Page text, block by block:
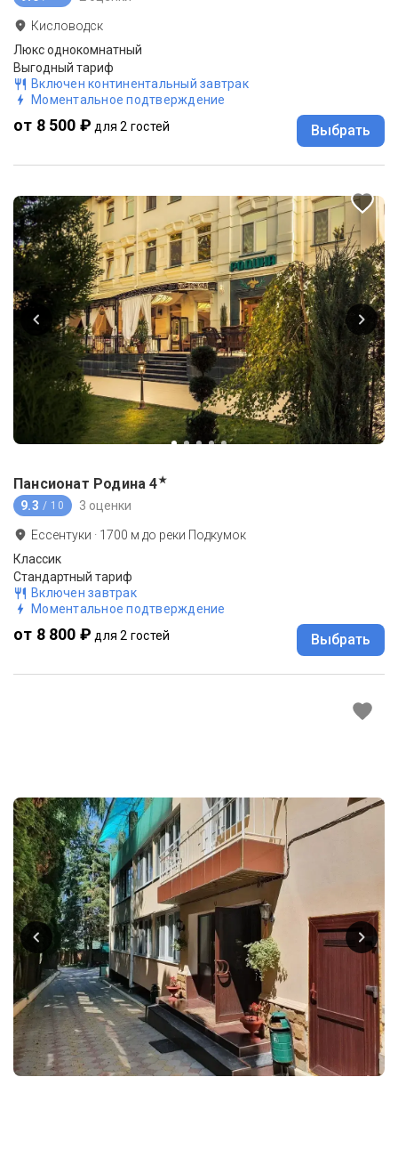
Кисловодск
Люкс однокомнатный
Выгодный тариф
Включен континентальный завтрак
Моментальное подтверждение
от 8 500 ₽ для 2 гостей Выбрать
Пансионат Родина 4★
9.3 / 10 3 оценки
Ессентуки · 1700 м до реки Подкумок
Классик
Стандартный тариф
Включен завтрак
Моментальное подтверждение
от 8 800 ₽ для 2 гостей Выбрать